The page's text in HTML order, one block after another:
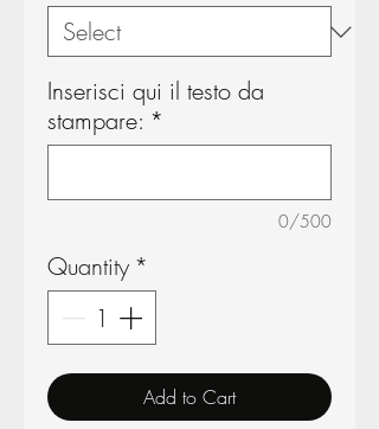
Inserisci qui il testo da
stampare: *
0/500
Quantity *
Add to Cart